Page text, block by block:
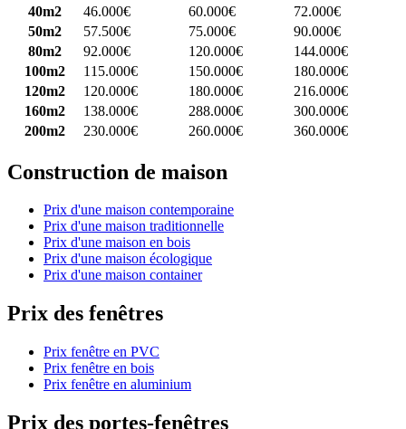
40m2
46.000€ 60.000€
72.000€
50m2
57.500€ 75.000€
90.000€
80m2
92.000€ 120.000€
144.000€
100m2
115.000€ 150.000€
180.000€
120m2
120.000€ 180.000€
216.000€
160m2
138.000€ 288.000€
300.000€
200m2
230.000€ 260.000€ 360.000€
Construction de maison
Prix d'une maison contemporaine
Prix d'une maison traditionnelle
Prix d'une maison en bois
Prix d'une maison écologique
Prix d'une maison container
Prix des fenêtres
Prix fenêtre en PVC
Prix fenêtre en bois
Prix fenêtre en aluminium
Prix des portes-fenêtres